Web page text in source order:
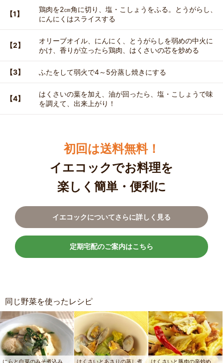
【1】
鶏肉を2㎝角に切り、塩・こしょうをふる。とうがらし、
にんにくはスライスする
【2】
オリーブオイル、にんにく、とうがらしを弱めの中火に
かけ、香りが立ったら鶏肉、はくさいの芯を炒める
【3】 ふたをして弱火で4～5分蒸し焼きにする
【4】
はくさいの葉を加え、油が回ったら、塩・こしょうで味
を調えて、出来上がり！
初回は送料無料！
イエコックでお料理を
楽しく簡単・便利に
イエコックについてさらに詳しく見る
定期宅配のご案内はこちら
同じ野菜を使ったレシピ
にらと白菜のみそ煮込み はくさいとあさりの蒸し煮 はくさいと豚肉の辛炒め